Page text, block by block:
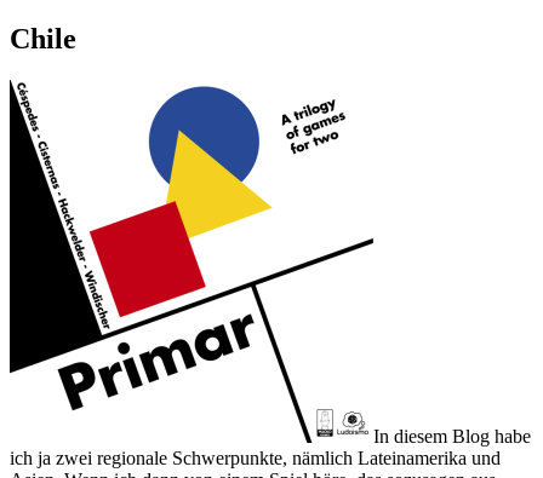
Chile
In diesem Blog habe
ich ja zwei regionale Schwerpunkte, nämlich Lateinamerika und